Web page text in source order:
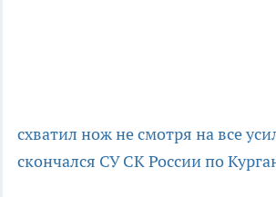
схватил ножне смотря на все
скончался СУ СК России по